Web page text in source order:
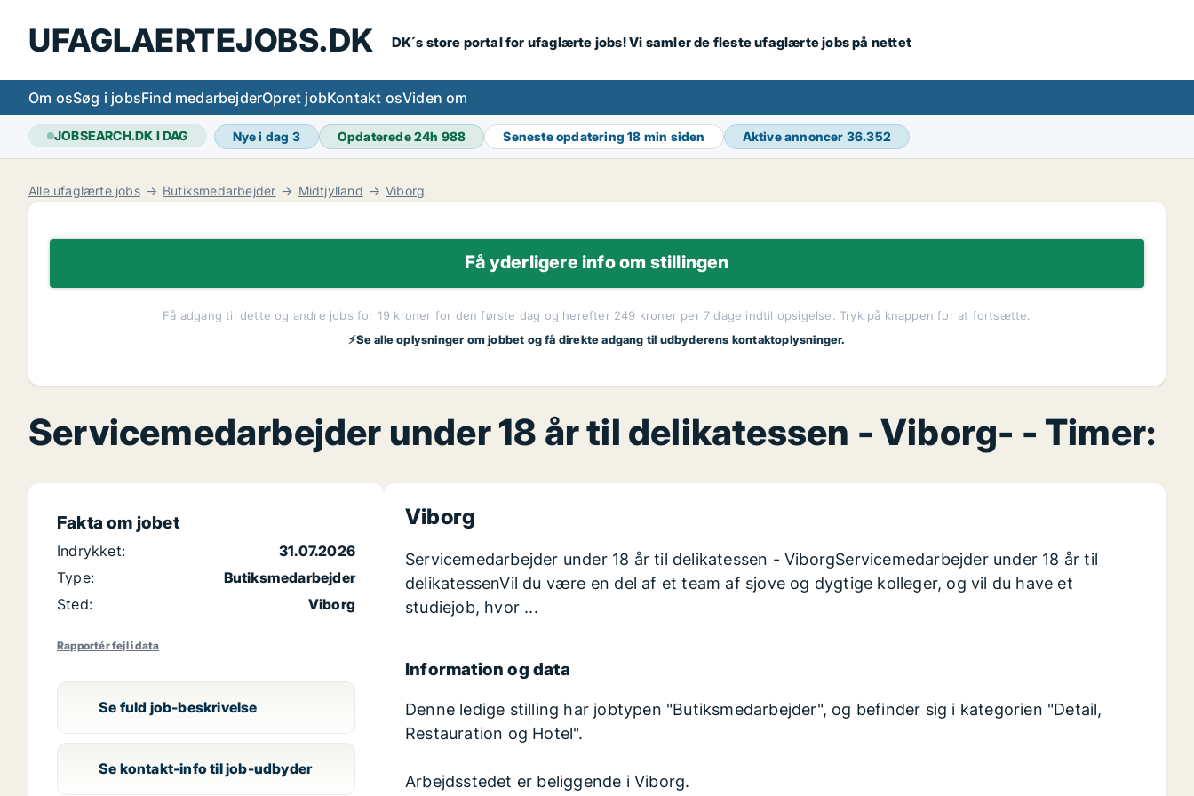
UFAGLAERTEJOBS.DK DK´s store portal for ufaglærte jobs! Vi samler de fleste ufaglærte jobs på nettet
Om osSøg i jobsFind medarbejderOpret jobKontakt osViden om
JOBSEARCH.DK I DAG Nye i dag 3 Opdaterede 24h 988 Seneste opdatering18 min siden Aktive annoncer 36.352
Alle ufaglærte jobs Butiksmedarbejder Midtjylland Viborg
Få yderligere info om stillingen
Få adgang til dette og andre jobs for 19 kroner for den første dag og herefter 249 kroner per 7 dage indtil opsigelse. Tryk på knappen for at fortsætte.
⚡Se alle oplysninger om jobbet og få direkte adgang til udbyderens kontaktoplysninger.
Servicemedarbejder under 18 år til delikatessen - Viborg- - Timer:
Viborg
Servicemedarbejder under 18 år til delikatessen - ViborgServicemedarbejder under 18 år til
delikatessenVil du være en del af et team af sjove og dygtige kolleger, og vil du have et
studiejob, hvor ...
Information og data
Denne ledige stilling har jobtypen "Butiksmedarbejder", og befinder sig i kategorien "Detail,
Restauration og Hotel".
Arbejdsstedet er beliggende i Viborg.
Fakta om jobet
Indrykket:
31.07.2026
Type:
Butiksmedarbejder
Sted:
Viborg
Rapportér fejl i data
Se fuld job-beskrivelse
Se kontakt-info til job-udbyder